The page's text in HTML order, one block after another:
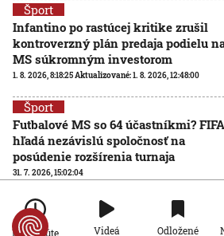
Šport
Infantino po rastúcej kritike zrušil
kontroverzný plán predaja podielu
MS súkromným investorom
1. 8. 2026, 8:18:25Aktualizované:1. 8. 2026, 12:48:00
Šport
Futbalové MS so 64 účastníkmi? FIFA
hľadá nezávislú spoločnosť na
posúdenie rozšírenia turnaja
31. 7. 2026, 15:02:04
Šport
Ďaloga chce vrátiť Zvolen tam, kam
Po minúte Videá Odložené